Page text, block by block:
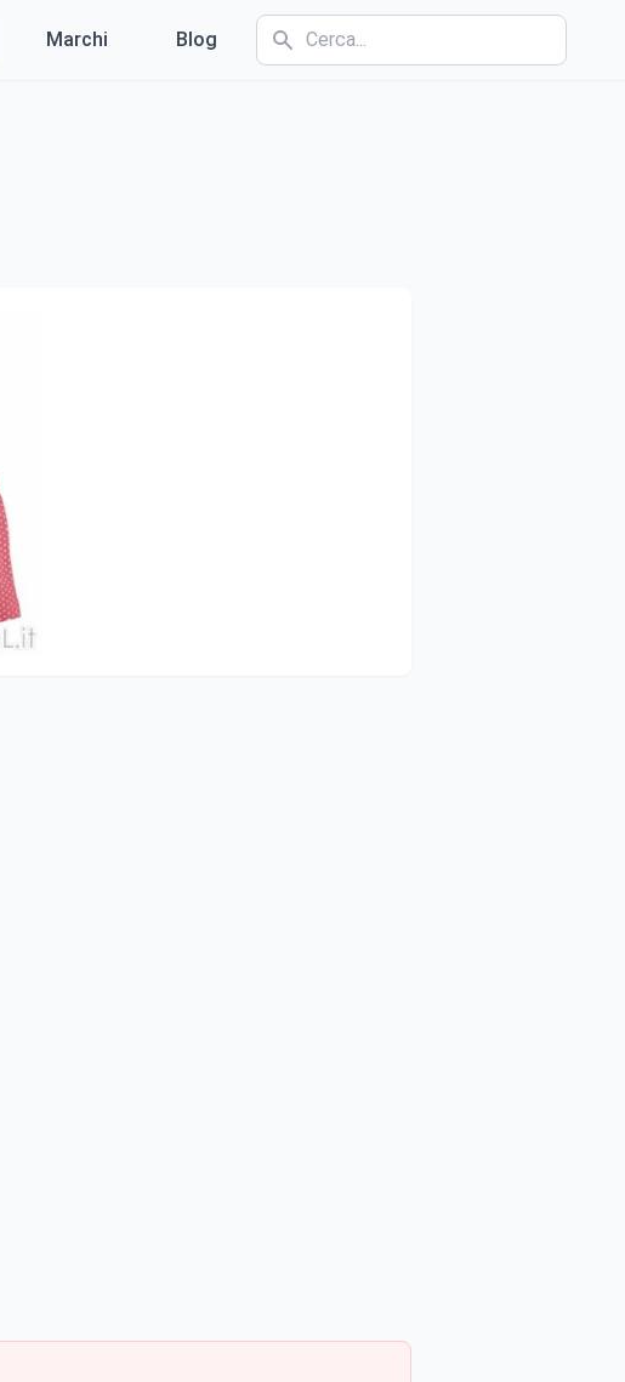
Marchi Blog